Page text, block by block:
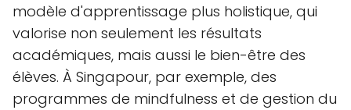
modèle d'apprentissage plus holistique, qui
valorise non seulement les résultats
académiques, mais aussi le bien-être des
élèves. À Singapour, par exemple, des
programmes de mindfulness et de gestion du